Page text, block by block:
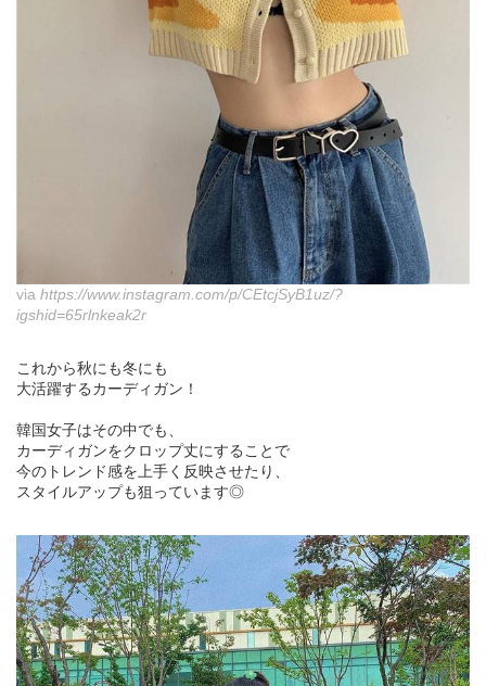
via https://www.instagram.com/p/CEtcjSyB1uz/?
igshid=65rlnkeak2r
これから秋にも冬にも
大活躍するカーディガン！
韓国女子はその中でも、
カーディガンをクロップ丈にすることで
今のトレンド感を上手く反映させたり、
スタイルアップも狙っています◎